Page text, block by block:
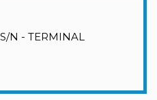
N - TERMINAL